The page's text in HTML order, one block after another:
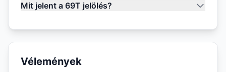
Mit jelent a 69T jelölés?
Vélemények